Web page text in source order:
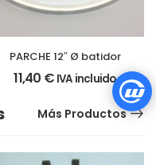
PARCHE 12″ Ø batidor
11,40 € IVA incluido
Más Productos